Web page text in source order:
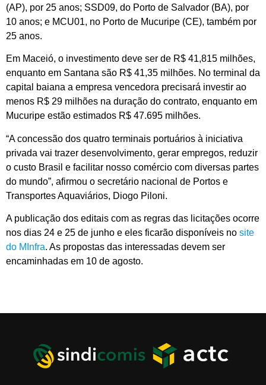
(AP), por 25 anos; SSD09, do Porto de Salvador (BA), por
10 anos; e MCU01, no Porto de Mucuripe (CE), também por
25 anos.
Em Maceió, o investimento deve ser de R$ 41,815 milhões,
enquanto em Santana são R$ 41,35 milhões. No terminal da
capital baiana a empresa vencedora precisará investir ao
menos R$ 29 milhões na duração do contrato, enquanto em
Mucuripe estão estimados R$ 47.695 milhões.
“A concessão dos quatro terminais portuários à iniciativa
privada vai trazer desenvolvimento, gerar empregos, reduzir
o custo Brasil e facilitar nosso comércio com diversas partes
do mundo”, afirmou o secretário nacional de Portos e
Transportes Aquaviários, Diogo Piloni.
A publicação dos editais com as regras das licitações ocorre
nos dias 24 e 25 de junho e eles ficarão disponíveis no site
do MInfra. As propostas das interessadas devem ser
encaminhadas em 10 de agosto.